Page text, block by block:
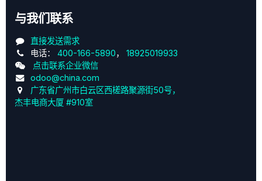
与我们联系
直接发送需求
电话： 400-166-5890， 18925019933
点击联系企业微信
odoo@china.com
广东省广州市白云区西槎路聚源街50号，
杰丰电商大厦 #910室